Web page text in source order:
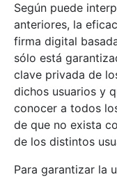
Según puede
anteriores, la
firma digital
sólo está
clave privada de
dichos usuarios y
conocer a todos
de que no exista
de los distintos
Para garantizar la